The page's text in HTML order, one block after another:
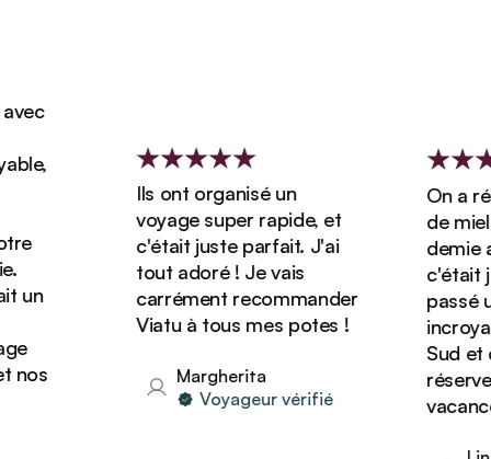
Ils ont organisé un
voyage super rapide, et
c'était juste parfait. J'ai
tout adoré ! Je vais
carrément recommander
Viatu à tous mes potes !
Margherita
Voyageur vérifié
On a
de miel
demie
c'était
passé
Sud et